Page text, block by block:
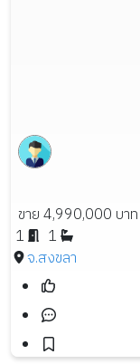
ขาย 4,990,000 บาท
1
1
จ.สงขลา